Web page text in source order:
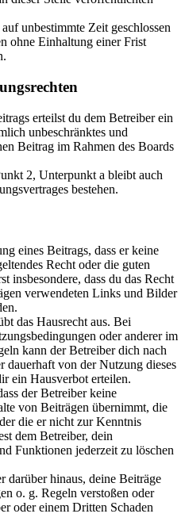
unbestimmte Zeit geschlossen
ohne Einhaltung einer Frist
erteilst du dem Betreiber ein
unbeschränktes und
Beitrag im Rahmen des Boards
2, Unterpunkt a bleibt auch
bestehen.
eines Beitrags, dass er keine
Recht oder die guten
insbesondere, dass du das Recht
verwendeten Links und Bilder
das Hausrecht aus. Bei
oder anderer im
kann der Betreiber dich nach
dauerhaft von der Nutzung dieses
ein Hausverbot erteilen.
der Betreiber keine
von Beiträgen übernimmt, die
die er nicht zur Kenntnis
dem Betreiber, dein
Funktionen jederzeit zu löschen
darüber hinaus, deine Beiträge
o. g. Regeln verstoßen oder
oder einem Dritten Schaden